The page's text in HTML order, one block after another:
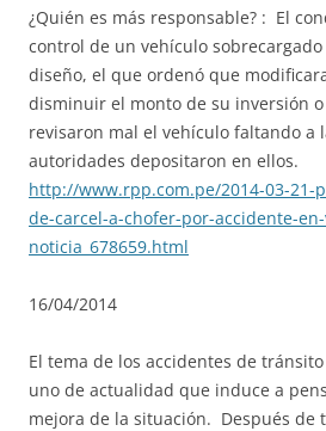
¿Quién es más responsable? : El
control de un vehículo
diseño, el que ordenó que
disminuir el monto de su inversión
revisaron mal el vehículo faltando a
autoridades depositaron en ellos.
http://www.rpp.com.pe/2014-03-21-
de-carcel-a-chofer-por-accidente-
noticia_678659.html
16/04/2014
El tema de los accidentes de
uno de actualidad que induce a
mejora de la situación. Después de